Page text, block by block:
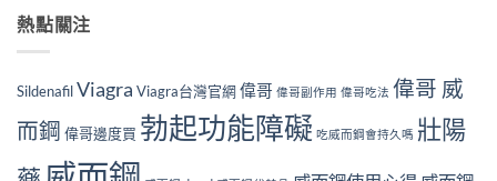
熱點關注
SildenafilViagra Viagra台灣官網偉哥 偉哥副作用 偉哥吃法 偉哥 威
而鋼 偉哥邊度買 勃起功能障礙 吃威而鋼會持久嗎 壯陽